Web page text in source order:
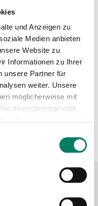
und Anzeigen zu
Medien anbieten
Website zu
Informationen zu Ihrer
unsere Partner für
weiter. Unsere
möglicherweise mit
ihnen bereitgestellt
GmbH